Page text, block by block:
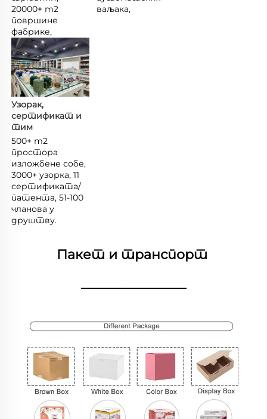
20000+ m2
површине
фабрике,
ваљака,
Узорак,
сертификат и
тим
500+ m2
простора
изложбене собе,
3000+ узорка, 11
сертификата/
патента, 51-100
чланова у
друштву.
Пакет и транспорт
________________